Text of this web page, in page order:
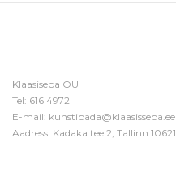
Klaasisepa OÜ
Tel: 616 4972
E-mail: kunstipada@klaasissepa.ee
Aadress: Kadaka tee 2, Tallinn 10621